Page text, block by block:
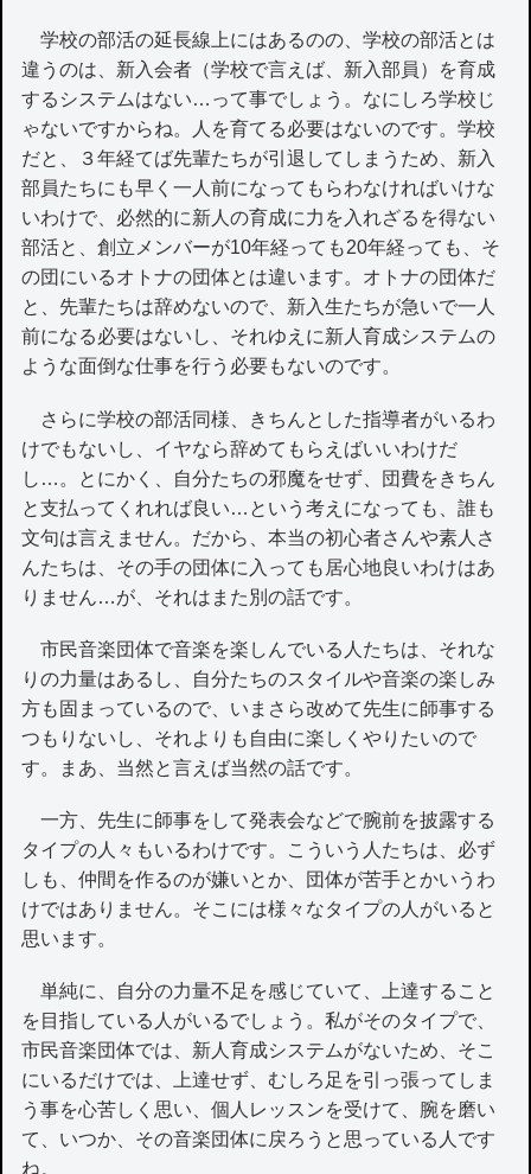
学校の部活の延長線上にはあるのの、学校の部活とは
違うのは、新入会者（学校で言えば、新入部員）を育成
するシステムはない…って事でしょう。なにしろ学校じ
ゃないですからね。人を育てる必要はないのです。学校
だと、３年経てば先輩たちが引退してしまうため、新入
部員たちにも早く一人前になってもらわなければいけな
いわけで、必然的に新人の育成に力を入れざるを得ない
部活と、創立メンバーが10年経っても20年経っても、そ
の団にいるオトナの団体とは違います。オトナの団体だ
と、先輩たちは辞めないので、新入生たちが急いで一人
前になる必要はないし、それゆえに新人育成システムの
ような面倒な仕事を行う必要もないのです。
さらに学校の部活同様、きちんとした指導者がいるわ
けでもないし、イヤなら辞めてもらえばいいわけだ
し…。とにかく、自分たちの邪魔をせず、団費をきちん
と支払ってくれれば良い…という考えになっても、誰も
文句は言えません。だから、本当の初心者さんや素人さ
んたちは、その手の団体に入っても居心地良いわけはあ
りません…が、それはまた別の話です。
市民音楽団体で音楽を楽しんでいる人たちは、それな
りの力量はあるし、自分たちのスタイルや音楽の楽しみ
方も固まっているので、いまさら改めて先生に師事する
つもりないし、それよりも自由に楽しくやりたいので
す。まあ、当然と言えば当然の話です。
一方、先生に師事をして発表会などで腕前を披露する
タイプの人々もいるわけです。こういう人たちは、必ず
しも、仲間を作るのが嫌いとか、団体が苦手とかいうわ
けではありません。そこには様々なタイプの人がいると
思います。
単純に、自分の力量不足を感じていて、上達すること
を目指している人がいるでしょう。私がそのタイプで、
市民音楽団体では、新人育成システムがないため、そこ
にいるだけでは、上達せず、むしろ足を引っ張ってしま
う事を心苦しく思い、個人レッスンを受けて、腕を磨い
て、いつか、その音楽団体に戻ろうと思っている人です
ね。